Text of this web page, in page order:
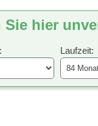
Sie hier
Laufzeit: